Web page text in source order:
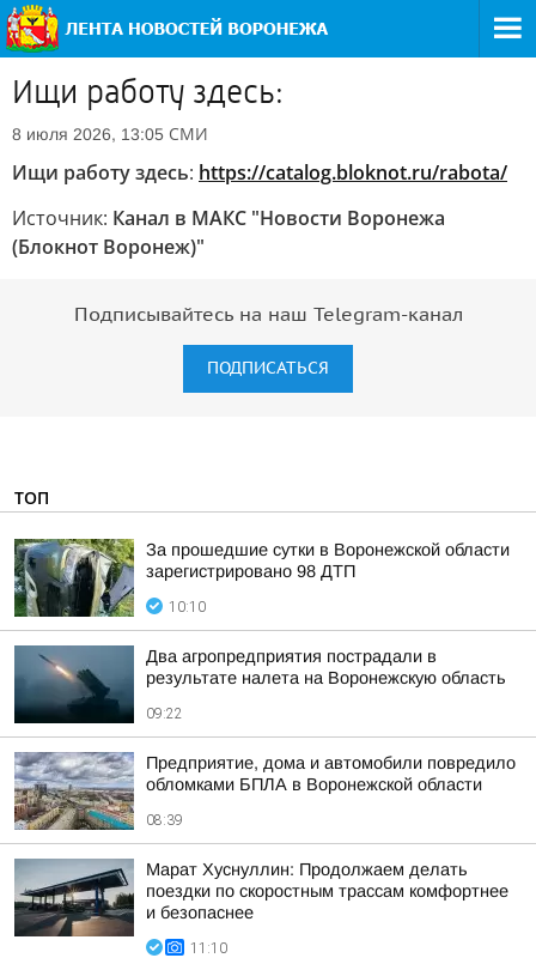
Ищи работу здесь:
8 июля 2026, 13:05 СМИ
Ищи работу здесь: https://catalog.bloknot.ru/rabota/
Источник: Канал в МАКС "Новости Воронежа
(Блокнот Воронеж)"
Подписывайтесь на наш Telegram-канал
ПОДПИСАТЬСЯ
ТОП
За прошедшие сутки в Воронежской области
зарегистрировано 98 ДТП
10:10
Два агропредприятия пострадали в
результате налета на Воронежскую область
09:22
Предприятие, дома и автомобили повредило
обломками БПЛА в Воронежской области
08:39
Марат Хуснуллин: Продолжаем делать
поездки по скоростным трассам комфортнее
и безопаснее
11:10